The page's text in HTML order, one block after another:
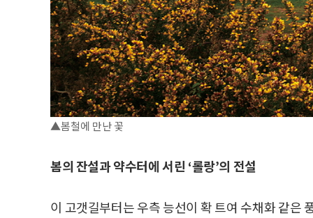
▲봄철에 만난 꽃
봄의 잔설과 약수터에 서린 ‘롤랑’의 전설
이 고갯길부터는 우측 능선이 확 트여 수채화 같은